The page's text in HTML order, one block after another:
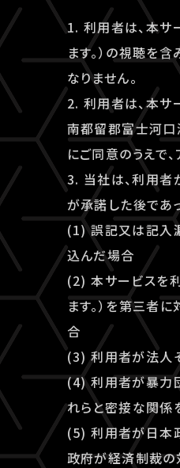
1. 利用者は、本サ
ます。）の視聴を
なりません。
2. 利用者は、本サ
南都留郡富士河口湖
にご同意のうえで
3. 当社は、利用者
が承諾した後であ
(1) 誤記又は記入
込んだ場合
(2) 本サービスを利
ます。）を第三者
合
(3) 利用者が法人
(4) 利用者が暴力
れらと密接な関係
(5) 利用者が日本
政府が経済制裁の